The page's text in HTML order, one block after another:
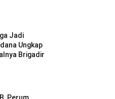
Jadi
Ungkap
Brigadir
Perum